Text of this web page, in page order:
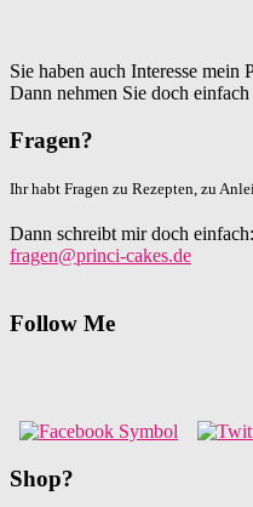
Sie haben auch Interesse mein
Dann nehmen Sie doch
Fragen?
Ihr habt Fragen zu Rezepten, zu
Dann schreibt mir doch einfach:
fragen@princi-cakes.de
Follow Me
Shop?